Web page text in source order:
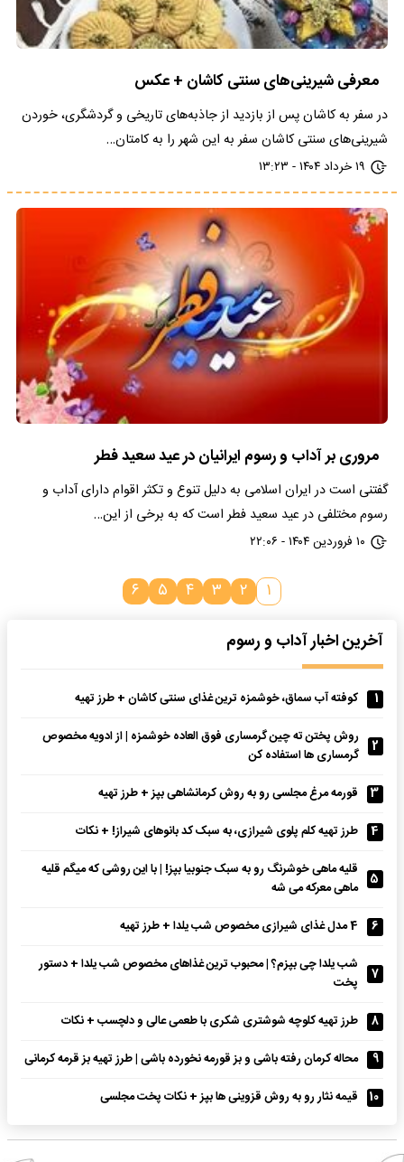
معرفی شیرینی‌های سنتی کاشان + عکس
در سفر به کاشان پس از بازدید از جاذبه‌های تاریخی و گردشگری، خوردن
شیرینی‌های سنتی کاشان سفر به این شهر را به کامتان…
۱۹ خرداد ۱۴۰۴ - ۱۳:۲۳
مروری بر آداب و رسوم ایرانیان در عید سعید فطر
گفتنی است در ایران اسلامی به دلیل تنوع و تکثر اقوام دارای آداب و
رسوم مختلفی در عید سعید فطر است که به برخی از این…
۱۰ فروردین ۱۴۰۴ - ۲۲:۰۶
۱ ۲ ۳ ۴ ۵
۶
آخرین اخبار آداب و رسوم
1 کوفته آب سماق، خوشمزه ترین غذای سنتی کاشان + طرز تهیه
2
روش پختن ته چین گرمساری فوق العاده خوشمزه | از ادویه مخصوص
گرمساری ها استفاده کن
3
قورمه مرغ مجلسی رو به روش کرمانشاهی بپز + طرز تهیه
4
طرز تهیه کلم پلوی شیرازی، به سبک کد بانوهای شیراز! + نکات
5
قلیه ماهی خوشرنگ رو به سبک جنوبیا بپز! | با این روشی که میگم قلیه
ماهی معرکه می شه
6
4 مدل غذای شیرازی مخصوص شب یلدا + طرز تهیه
7
شب یلدا چی بپزم؟ | محبوب ترین غذاهای مخصوص شب یلدا + دستور
پخت
8
طرز تهیه کلوچه شوشتری شکری با طعمی عالی و دلچسب + نکات
9
محاله کرمان رفته باشی و بز قورمه نخورده باشی | طرز تهیه بز قرمه کرمانی
10
قیمه نثار رو به روش قزوینی ها بپز + نکات پخت مجلسی